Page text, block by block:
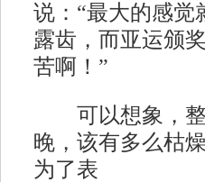
说：“最大的感觉
露齿，而亚运颁
苦啊！”
可以想象，整
晚，该有多么枯
为了表